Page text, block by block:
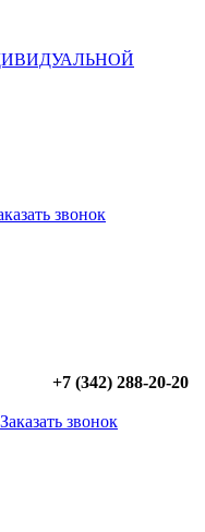
звонок
+7 (342) 288-20-20
Заказать звонок